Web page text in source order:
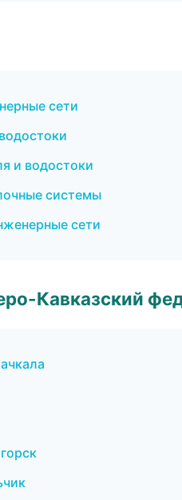
сети
и водостоки
системы
сети
Кавказский